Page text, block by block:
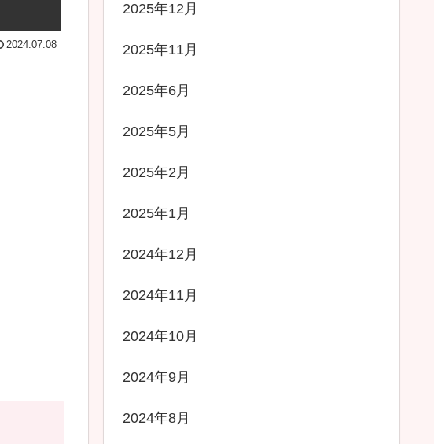
2024.07.08
2025年12月
2025年11月
2025年6月
2025年5月
2025年2月
2025年1月
2024年12月
2024年11月
2024年10月
2024年9月
2024年8月